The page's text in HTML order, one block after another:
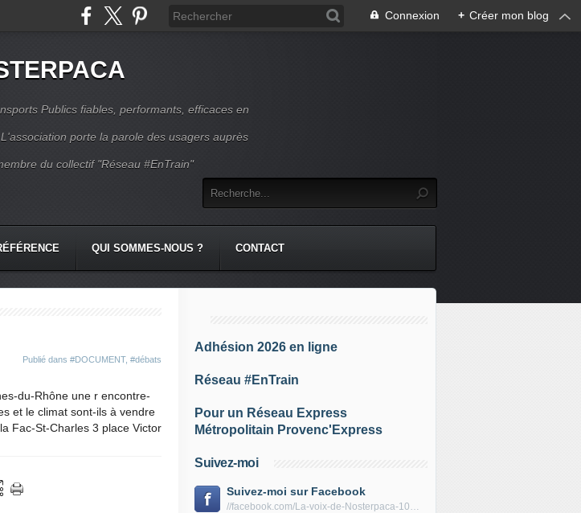
Connexion + Créer mon blog
Publics fiables, performants, efficaces en
porte la parole des usagers auprès
du collectif "Réseau #EnTrain"
QUI SOMMES-NOUS ? CONTACT
Publié dans #DOCUMENT, #débats
du-Rhône une r encontre-
et le climat sont-ils à vendre
Fac-St-Charles 3 place Victor
Adhésion 2026 en ligne
Réseau #EnTrain
Pour un Réseau Express
Métropolitain Provenc'Express
Suivez-moi
Suivez-moi sur Facebook
//facebook.com/La-voix-de-Nosterpaca-106434384284735